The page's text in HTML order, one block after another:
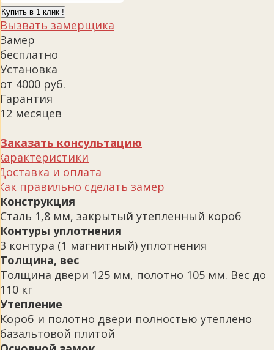
Купить в 1 клик !
Вызвать замерщика
Замер
бесплатно
Установка
от 4000 руб.
Гарантия
12 месяцев
Заказать консультацию
и оплата
правильно сделать замер
Конструкция
Сталь 1,8 мм, закрытый утепленный короб
Контуры уплотнения
3 контура (1 магнитный) уплотнения
Толщина, вес
Толщина двери 125 мм, полотно 105 мм. Вес до
110 кг
Утепление
Короб и полотно двери полностью утеплено
базальтовой плитой